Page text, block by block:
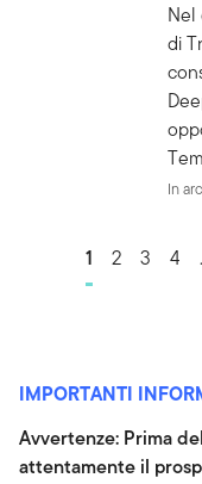
Nel
di
In
Go to page
1 Go to
2 Go to
3 Go
4
IMPORTANTI
Avvertenze: Prima
attentamente il